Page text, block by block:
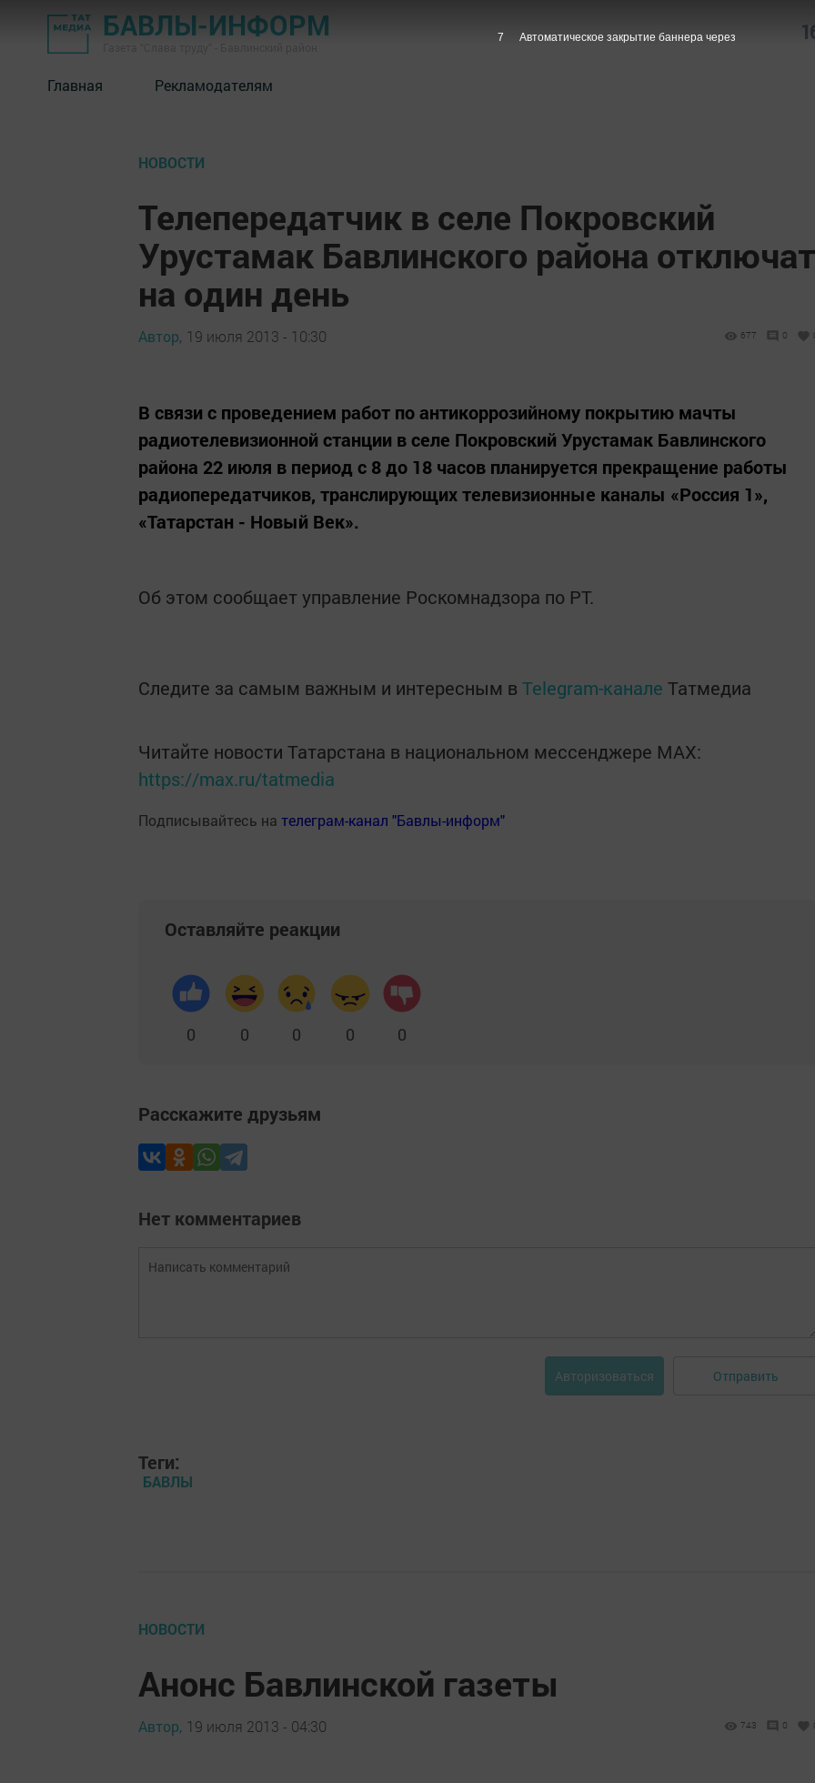
БАВЛЫ-ИНФОРМ
Главная Рекламодателям
НОВОСТИ
Телепередатчик в селе Покровский
Урустамак Бавлинского района отключат
на один день
Автор, 19 июля 2013 - 10:30 677 0
В связи с проведением работ по антикоррозийному покрытию мачты
радиотелевизионной станции в селе Покровский Урустамак Бавлинского
района 22 июля в период с 8 до 18 часов планируется прекращение работы
радиопередатчиков, транслирующих телевизионные каналы «Россия 1»,
«Татарстан - Новый Век».
Об этом сообщает управление Роскомнадзора по РТ.
Следите за самым важным и интересным в Telegram-канале Татмедиа
Читайте новости Татарстана в национальном мессенджере MАХ:
https://max.ru/tatmedia
Подписывайтесь на телеграм-канал "Бавлы-информ"
Оставляйте реакции
0 0 0 0 0
Расскажите друзьям
Нет комментариев
Авторизоваться Отправить
Теги:
БАВЛЫ
НОВОСТИ
Анонс Бавлинской газеты
Автор, 19 июля 2013 - 04:30 743 0
6 Автоматическое закрытие баннера через